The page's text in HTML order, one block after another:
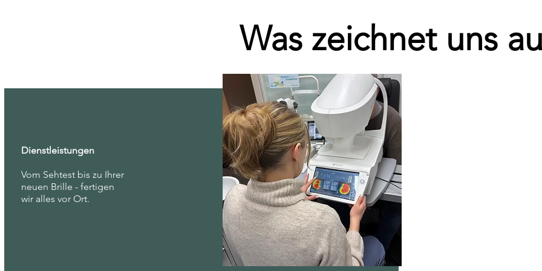
Was zeichnet uns
Dienstleistungen
Vom Sehtest bis zu Ihrer
neuen Brille - fertigen
wir alles vor Ort.